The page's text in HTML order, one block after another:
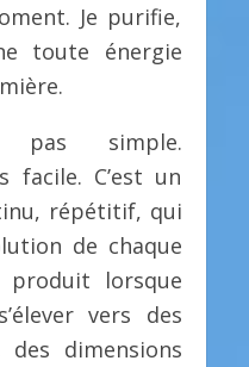
Je purifie,
toute énergie
pas simple.
facile. C’est un
répétitif, qui
de chaque
produit lorsque
vers des
des dimensions